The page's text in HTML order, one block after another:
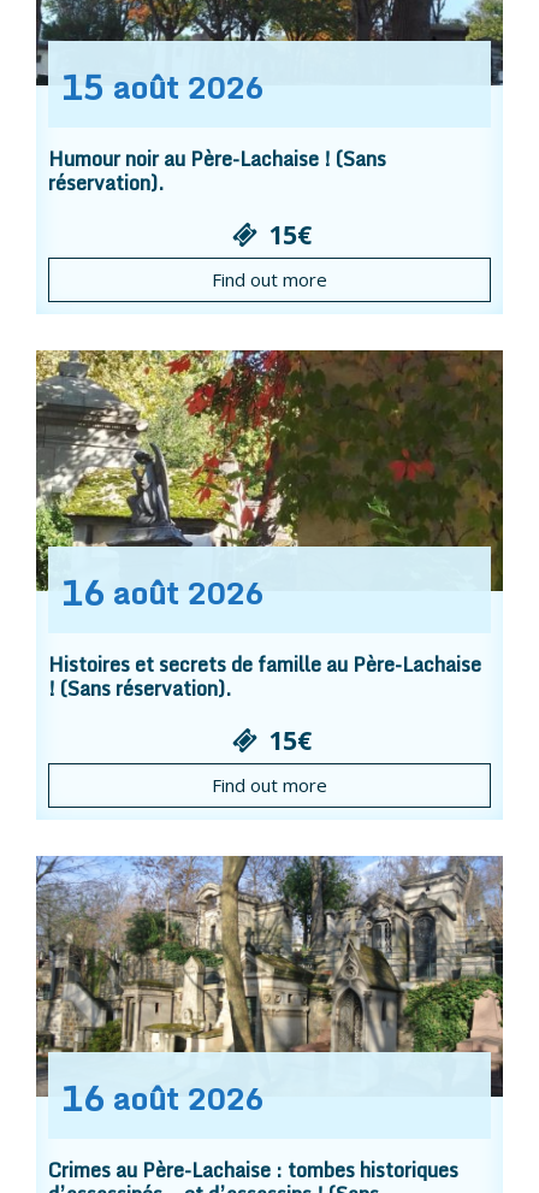
15 août 2026
Humour noir au Père-Lachaise ! (Sans
réservation).
15€
Find out more
16 août 2026
Histoires et secrets de famille au Père-Lachaise
! (Sans réservation).
15€
Find out more
16 août 2026
Crimes au Père-Lachaise : tombes historiques